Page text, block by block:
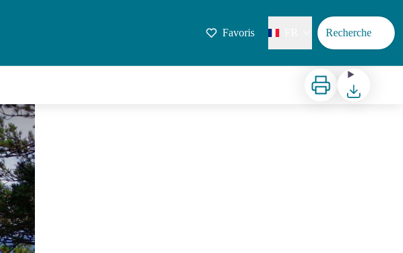
Favoris Recherche
Imprimer Télécharger